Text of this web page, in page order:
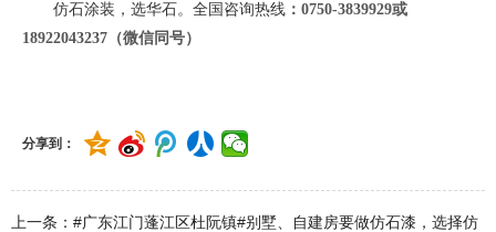
仿石涂装，选华石。全国咨询热线 ： 0750-3839929或
18922043237（微信同号）
分享到：
上一条：#广东江门蓬江区杜阮镇#别墅、自建房要做仿石漆，选择仿